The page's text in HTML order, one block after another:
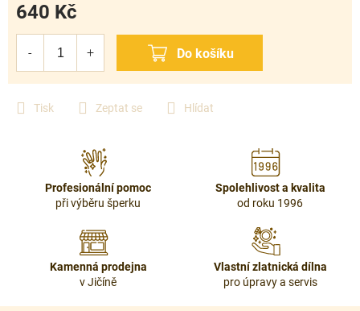
Tisk Zeptat se Hlídat
640 Kč
Profesionální pomoc
při výběru šperku
Spolehlivost a kvalita
od roku 1996
Kamenná prodejna
v Jičíně
Vlastní zlatnická dílna
pro úpravy a servis